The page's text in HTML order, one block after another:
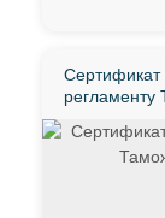
Сертификат